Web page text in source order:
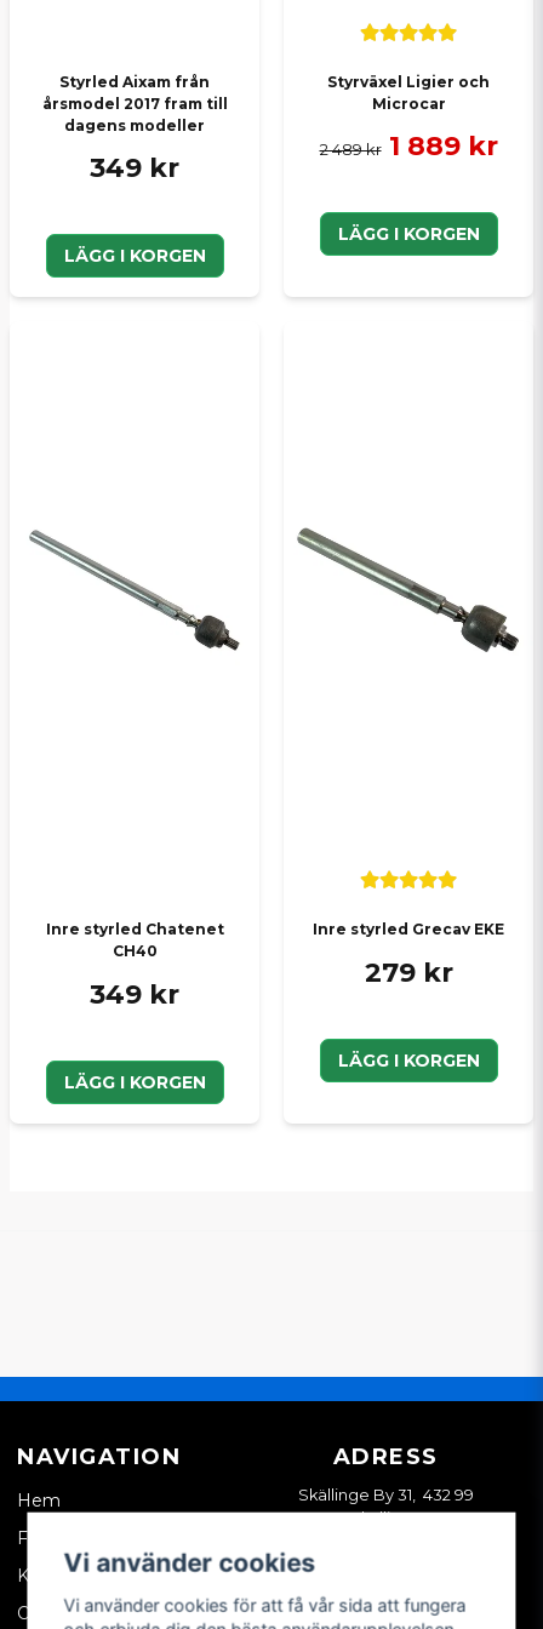
Styrled Aixam från
årsmodel 2017 fram till
dagens modeller
349 kr
LÄGG I KORGEN
Styrväxel Ligier och
Microcar
2 489 kr 1 889 kr
LÄGG I KORGEN
Inre styrled Chatenet
CH40
349 kr
LÄGG I KORGEN
Inre styrled Grecav EKE
279 kr
LÄGG I KORGEN
NAVIGATION
Hem
Företagskund
Kontakta oss
Om oss
ADRESS
Skällinge By 31, 432 99
Skällinge
Vi använder cookies
Vi använder cookies för att få vår sida att fungera